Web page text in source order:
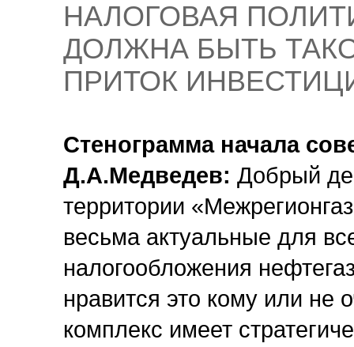
НАЛОГОВАЯ
ДОЛЖНА БЫТЬ
ПРИТОК
Стенограмма начала
Д.А.Медведев: Добрый
территории
весьма актуальные для
налогообложения
нравится это кому или не
комплекс имеет